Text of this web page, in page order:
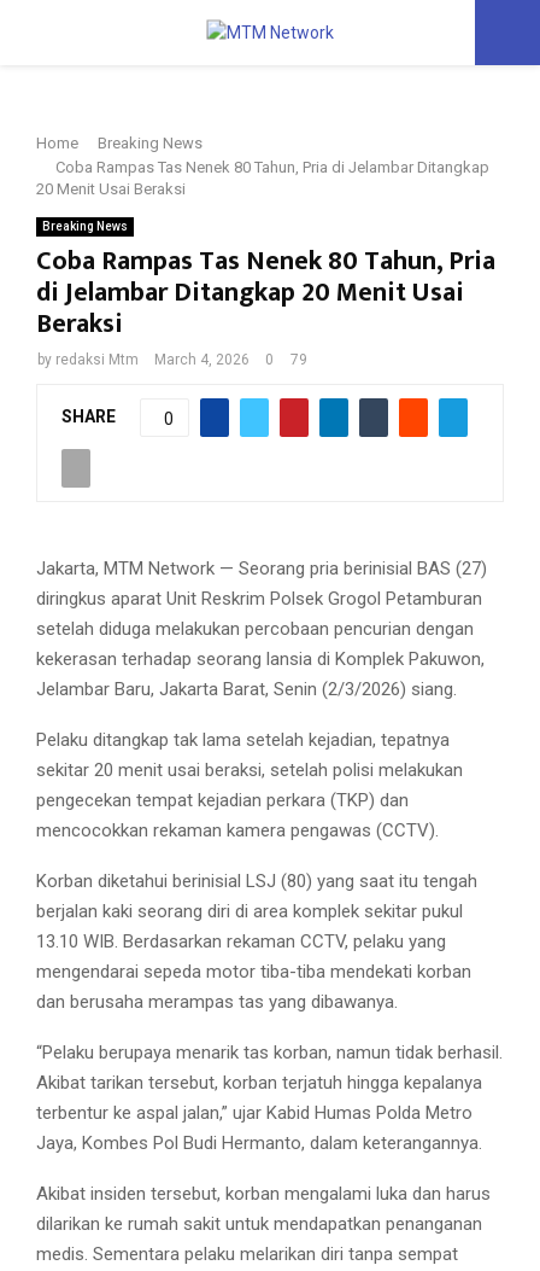
MENU
Home
Breaking News
Coba Rampas Tas Nenek 80 Tahun, Pria di Jelambar Ditangkap
20 Menit Usai Beraksi
Breaking News
Coba Rampas Tas Nenek 80 Tahun, Pria
di Jelambar Ditangkap 20 Menit Usai
Beraksi
by redaksi Mtm March 4, 2026 0 79
SHARE 0
Jakarta, MTM Network — Seorang pria berinisial BAS (27)
diringkus aparat Unit Reskrim Polsek Grogol Petamburan
setelah diduga melakukan percobaan pencurian dengan
kekerasan terhadap seorang lansia di Komplek Pakuwon,
Jelambar Baru, Jakarta Barat, Senin (2/3/2026) siang.
Pelaku ditangkap tak lama setelah kejadian, tepatnya
sekitar 20 menit usai beraksi, setelah polisi melakukan
pengecekan tempat kejadian perkara (TKP) dan
mencocokkan rekaman kamera pengawas (CCTV).
Korban diketahui berinisial LSJ (80) yang saat itu tengah
berjalan kaki seorang diri di area komplek sekitar pukul
13.10 WIB. Berdasarkan rekaman CCTV, pelaku yang
mengendarai sepeda motor tiba-tiba mendekati korban
dan berusaha merampas tas yang dibawanya.
“Pelaku berupaya menarik tas korban, namun tidak berhasil.
Akibat tarikan tersebut, korban terjatuh hingga kepalanya
terbentur ke aspal jalan,” ujar Kabid Humas Polda Metro
Jaya, Kombes Pol Budi Hermanto, dalam keterangannya.
Akibat insiden tersebut, korban mengalami luka dan harus
dilarikan ke rumah sakit untuk mendapatkan penanganan
medis. Sementara pelaku melarikan diri tanpa sempat